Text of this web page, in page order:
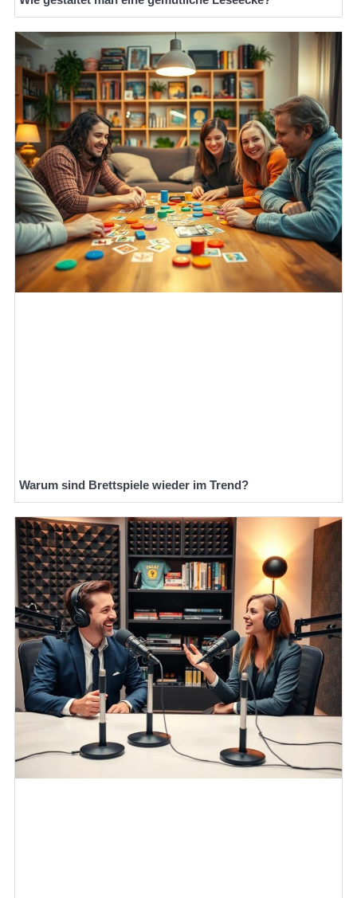
Warum sind Brettspiele wieder im Trend?